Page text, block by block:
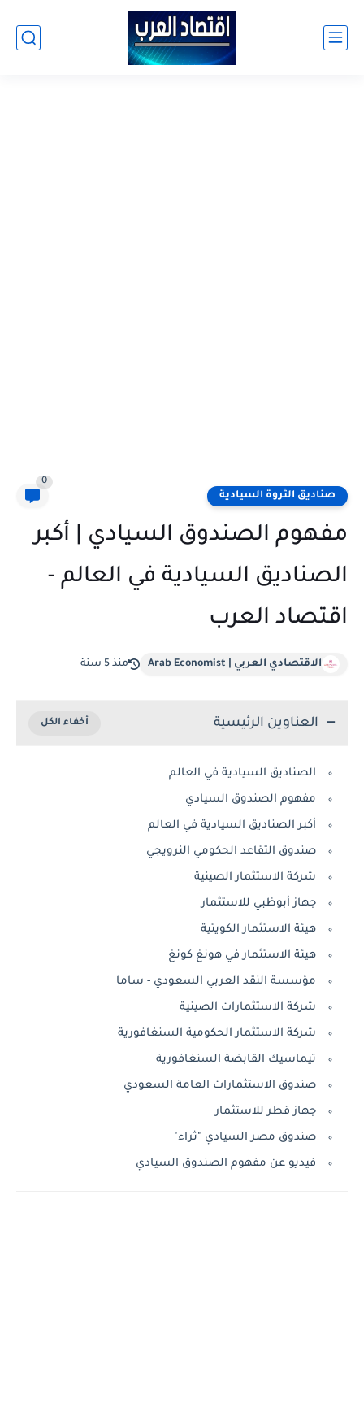
صناديق الثروة السيادية
0
مفهوم الصندوق السيادي | أكبر
الصناديق السيادية في العالم -
اقتصاد العرب
الاقتصادي العربي | Arab Economist منذ 5 سنة
العناوين الرئيسية
الصناديق السيادية في العالم
مفهوم الصندوق السيادي
أكبر الصناديق السيادية في العالم
صندوق التقاعد الحكومي النرويجي
شركة الاستثمار الصينية
جهاز أبوظبي للاستثمار
هيئة الاستثمار الكويتية
هيئة الاستثمار في هونغ كونغ
مؤسسة النقد العربي السعودي - ساما
شركة الاستثمارات الصينية
شركة الاستثمار الحكومية السنغافورية
تيماسيك القابضة السنغافورية
صندوق الاستثمارات العامة السعودي
جهاز قطر للاستثمار
صندوق مصر السيادي "ثراء"
فيديو عن مفهوم الصندوق السيادي